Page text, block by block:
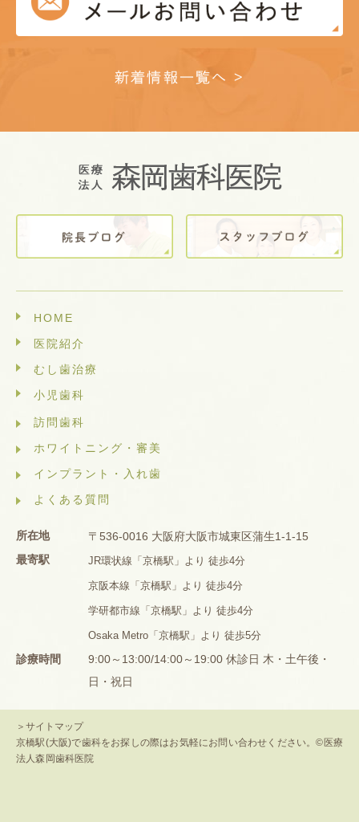
新着情報一覧へ >
HOME
医院紹介
むし歯治療
小児歯科
訪問歯科
ホワイトニング・審美
インプラント・入れ歯
よくある質問
所在地
〒536-0016 大阪府大阪市城東区蒲生1-1-15
最寄駅
JR環状線「京橋駅」より 徒歩4分
京阪本線「京橋駅」より 徒歩4分
学研都市線「京橋駅」より 徒歩4分
Osaka Metro「京橋駅」より 徒歩5分
診療時間
9:00～13:00/14:00～19:00 休診日 木・土午後・
日・祝日
＞サイトマップ
京橋駅(大阪)で歯科をお探しの際はお気軽にお問い合わせください。©医療
法人森岡歯科医院